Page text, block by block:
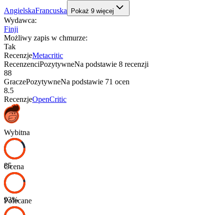
AngielskaFrancuska Pokaż 9 więcej
Wydawca:
Finji
Możliwy zapis w chmurze:
Tak
RecenzjeMetacritic
RecenzenciPozytywneNa podstawie 8 recenzji
88
GraczePozytywneNa podstawie 71 ocen
8.5
RecenzjeOpenCritic
Wybitna
85
Ocena
93%
Polecane